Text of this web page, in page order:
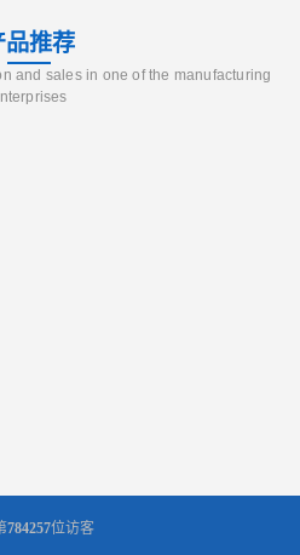
品推荐
and sales in one of the manufacturing
784257位访客